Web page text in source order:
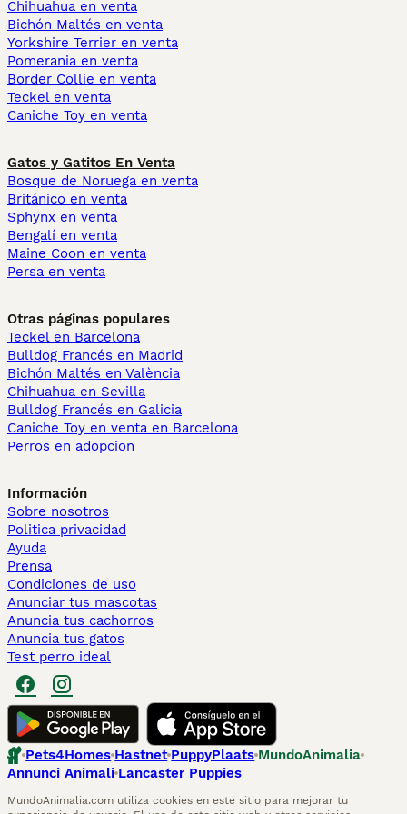
Chihuahua en venta
Bichón Maltés en venta
Yorkshire Terrier en venta
Pomerania en venta
Border Collie en venta
Teckel en venta
Caniche Toy en venta
Gatos y Gatitos En Venta
Bosque de Noruega en venta
Británico en venta
Sphynx en venta
Bengalí en venta
Maine Coon en venta
Persa en venta
Otras páginas populares
Teckel en Barcelona
Bulldog Francés en Madrid
Bichón Maltés en València
Chihuahua en Sevilla
Bulldog Francés en Galicia
Caniche Toy en venta en Barcelona
Perros en adopcion
Información
Sobre nosotros
Politica privacidad
Ayuda
Prensa
Condiciones de uso
Anunciar tus mascotas
Anuncia tus cachorros
Anuncia tus gatos
Test perro ideal
Pets4Homes Hastnet PuppyPlaats MundoAnimalia
Annunci Animali Lancaster Puppies
MundoAnimalia.com utiliza cookies en este sitio para mejorar tu